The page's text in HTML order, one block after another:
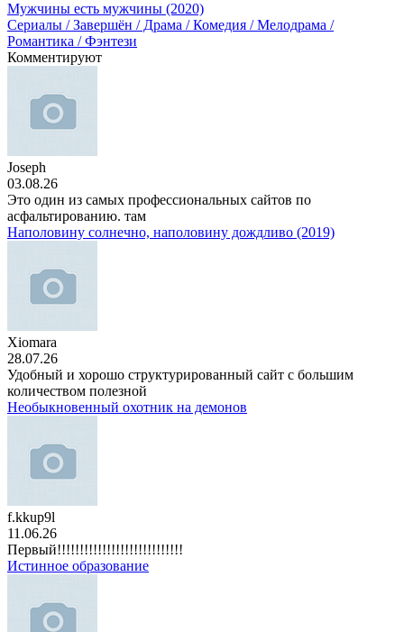
Мужчины есть мужчины (2020)
Сериалы / Завершён / Драма / Комедия / Мелодрама /
Романтика / Фэнтези
Комментируют
Joseph
03.08.26
Это один из самых профессиональных сайтов по
асфальтированию. там
Наполовину солнечно, наполовину дождливо (2019)
Xiomara
28.07.26
Удобный и хорошо структурированный сайт с большим
количеством полезной
Необыкновенный охотник на демонов
f.kkup9l
11.06.26
Первый!!!!!!!!!!!!!!!!!!!!!!!!!!!!
Истинное образование